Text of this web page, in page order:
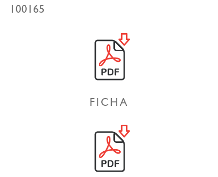
100165
FICHA